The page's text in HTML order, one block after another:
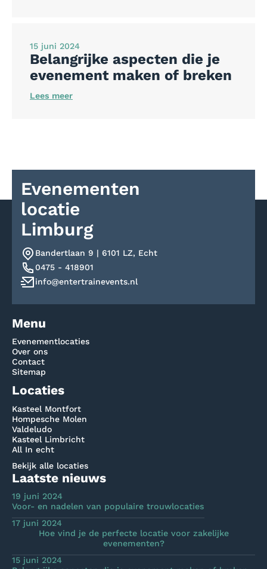
15 juni 2024
Belangrijke aspecten die je
evenement maken of breken
Lees meer
Menu
Evenementlocaties
Over ons
Contact
Sitemap
Locaties
Kasteel Montfort
Hompesche Molen
Valdeludo
Kasteel Limbricht
All In echt
Bekijk alle locaties
Laatste nieuws
19 juni 2024
Voor- en nadelen van populaire trouwlocaties
17 juni 2024
Hoe vind je de perfecte locatie voor zakelijke
evenementen?
15 juni 2024
Evenementen
locatie
Limburg
Bandertlaan 9 | 6101 LZ, Echt
0475 - 418901
info@entertrainevents.nl